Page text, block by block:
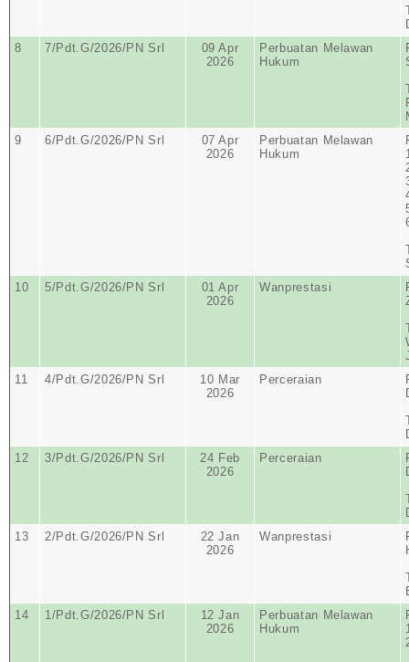
8
7/Pdt.G/2026/PN Srl
09 Apr
2026
Perbuatan Melawan
Hukum
9
6/Pdt.G/2026/PN Srl
07 Apr
2026
Perbuatan Melawan
Hukum
10
5/Pdt.G/2026/PN Srl
01 Apr
2026
Wanprestasi
11
4/Pdt.G/2026/PN Srl
10 Mar
2026
Perceraian
12
3/Pdt.G/2026/PN Srl
24 Feb
2026
Perceraian
13
2/Pdt.G/2026/PN Srl
22 Jan
2026
Wanprestasi
14
1/Pdt.G/2026/PN Srl
12 Jan
2026
Perbuatan Melawan
Hukum